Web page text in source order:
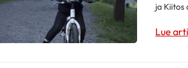
ja Kiitos
Lue